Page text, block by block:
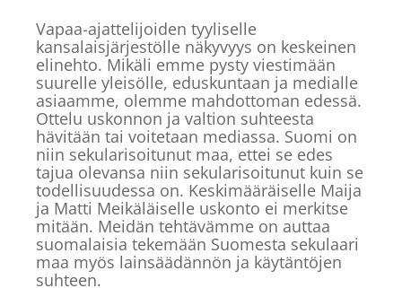
Vapaa-ajattelijoiden tyyliselle
kansalaisjärjestölle näkyvyys on keskeinen
elinehto. Mikäli emme pysty viestimään
suurelle yleisölle, eduskuntaan ja medialle
asiaamme, olemme mahdottoman edessä.
Ottelu uskonnon ja valtion suhteesta
hävitään tai voitetaan mediassa. Suomi on
niin sekularisoitunut maa, ettei se edes
tajua olevansa niin sekularisoitunut kuin se
todellisuudessa on. Keskimääräiselle Maija
ja Matti Meikäläiselle uskonto ei merkitse
mitään. Meidän tehtävämme on auttaa
suomalaisia tekemään Suomesta sekulaari
maa myös lainsäädännön ja käytäntöjen
suhteen.